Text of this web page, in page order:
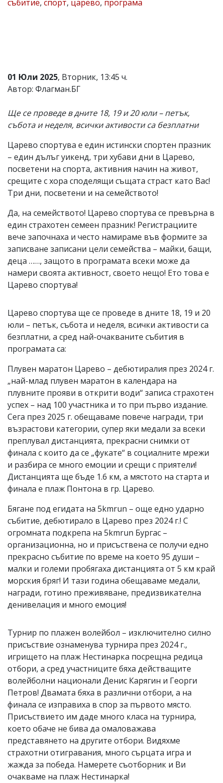
и
редакцията
не
отговорност
за
тях!
откриете
обиден
вас
коментар,
моля
сигнализирайте
ни!
събитие, спорт, царево, програма
01 Юли 2025, Вторник, 13:45 ч.
Автор: Флагман.БГ
Ще се проведе в дните 18, 19 и 20 юли – петък,
събота и неделя, всички активости са безплатни
Царево спортува е един истински спортен празник
– един дълъг уикенд, три хубави дни в Царево,
посветени на спорта, активния начин на живот,
срещите с хора споделящи същата страст като Вас!
Три дни, посветени и на семейството!
Да, на семейството! Царево спортува се превърна в
един страхотен семеен празник! Регистрациите
вече започнаха и често намираме във формите за
записване записани цели семейства – майки, бащи,
деца ……, защото в програмата всеки може да
намери своята активност, своето нещо! Ето това е
Царево спортува!
Царево спортува ще се проведе в дните 18, 19 и 20
юли – петък, събота и неделя, всички активости са
безплатни, а сред най-очакваните събития в
програмата са:
Плувен маратон Царево – дебютиралия през 2024 г.
„най-млад плувен маратон в календара на
плувните прояви в открити води“ записа страхотен
успех – над 100 участника и то при първо издание.
Сега през 2025 г. обещаваме повече награди, три
възрастови категории, супер яки медали за всеки
преплувал дистанцията, прекрасни снимки от
финала с които да се „фукате“ в социалните мрежи
и разбира се много емоции и срещи с приятели!
Дистанцията ще бъде 1.6 км, а мястото на старта и
финала е плаж Понтона в гр. Царево.
Бягане под егидата на 5kmrun – още едно ударно
събитие, дебютирало в Царево през 2024 г.! С
огромната подкрепа на 5kmrun Бургас –
организационна, но и присъствена се получи едно
прекрасно събитие по време на което 95 души –
малки и големи пробягаха дистанцията от 5 км край
морския бряг! И тази година обещаваме медали,
награди, готино преживяване, предизвикателна
денивелация и много емоция!
Турнир по плажен волейбол – изключително силно
присъствие ознаменува турнира през 2024 г.,
игрището на плаж Нестинарка посрещна редица
отбори, а сред участниците бяха действащите
волейболни национали Денис Карягин и Георги
Петров! Двамата бяха в различни отбори, а на
финала се изправиха в спор за първото място.
Присъствието им даде много класа на турнира,
което обаче не бива да омаловажава
представянето на другите отбори. Видяхме
страхотни отигравания, много сърцата игра и
жажда за победа. Намерете съотборник и Ви
очакваме на плаж Нестинарка!